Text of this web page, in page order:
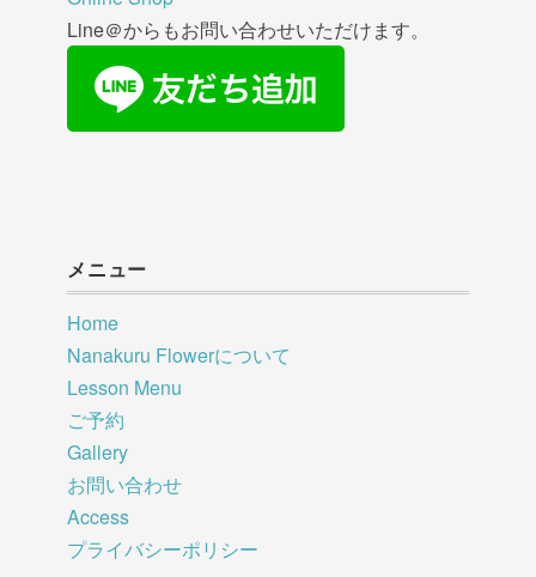
Line＠からもお問い合わせいただけます。
メニュー
Home
Nanakuru Flowerについて
Lesson Menu
ご予約
Gallery
お問い合わせ
Access
プライバシーポリシー